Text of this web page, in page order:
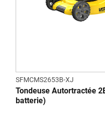
SFMCMS2653B-XJ
Tondeuse Autortractée
batterie)